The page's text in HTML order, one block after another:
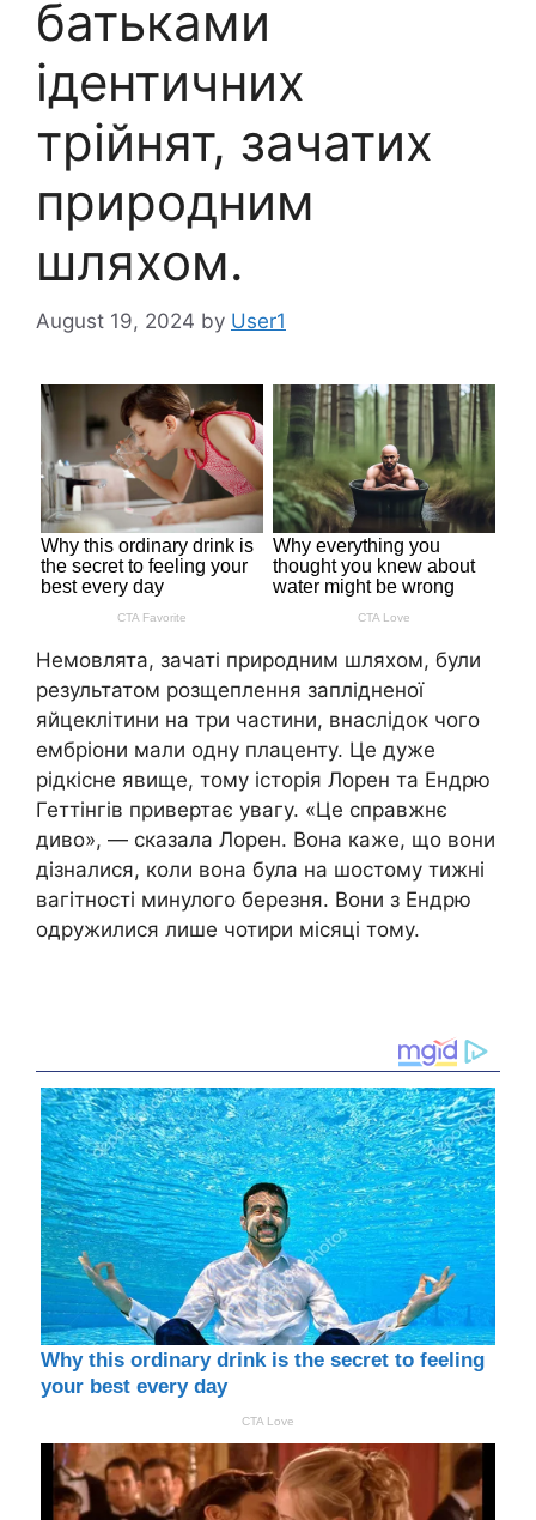
батьками
ідентичних
трійнят, зачатих
природним
шляхом.
August 19, 2024 by User1
Немовлята, зачаті природним шляхом, були
результатом розщеплення заплідненої
яйцеклітини на три частини, внаслідок чого
ембріони мали одну плаценту. Це дуже
рідкісне явище, тому історія Лорен та Ендрю
Геттінгів привертає увагу. «Це справжнє
диво», — сказала Лорен. Вона каже, що вони
дізналися, коли вона була на шостому тижні
вагітності минулого березня. Вони з Ендрю
одружилися лише чотири місяці тому.